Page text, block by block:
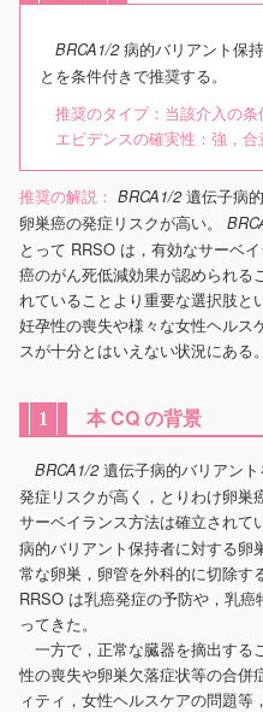
BRCA1/2病的バリアント保
とを条件付きで推奨する。
推奨のタイプ：当該介入の
エビデンスの確実性：強，合
推奨の解説： BRCA1/2遺伝子病
卵巣癌の発症リスクが高い。
とって RRSO は，有効なサーベ
癌のがん死低減効果が認められる
れていることより重要な選択肢と
妊孕性の喪失や様々な女性ヘルス
スが十分とはいえない状況にある。
1 本 CQ の背景
BRCA1/2遺伝子病的バリアン
発症リスクが高く，とりわけ卵巣
サーベイランス方法は確立されて
病的バリアント保持者に対する卵
常な卵巣，卵管を外科的に切除す
RRSO は乳癌発症の予防や，乳
ってきた。
一方で，正常な臓器を摘出する
性の喪失や卵巣欠落症状等の合併
ィティ，女性ヘルスケアの問題